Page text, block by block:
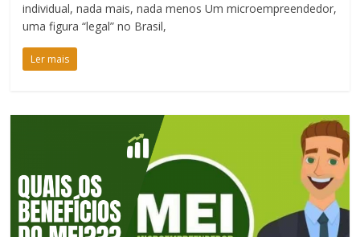
individual, nada mais, nada menos Um microempreendedor,
uma figura “legal” no Brasil,
Ler mais